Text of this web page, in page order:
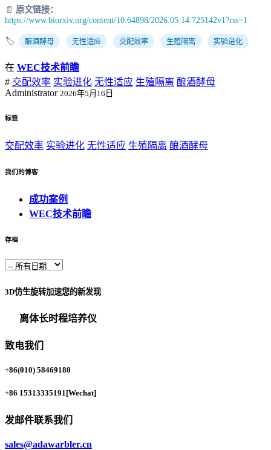
📄 原文链接：
https://www.biorxiv.org/content/10.64898/2026.05.14.725142v1?rss=1
🏷️ 酿酒酵母 无性适应 交配效率 生殖隔离 实验进化
在 WEC技术前瞻
# 交配效率 实验进化 无性适应 生殖隔离 酿酒酵母
Administrator 2026年5月16日
标签
交配效率 实验进化 无性适应 生殖隔离 酿酒酵母
我们的博客
成功案例
WEC技术前瞻
存档
3D仿生旋转加速您的新发现
离体长时程培养仪
致电我们
+86(010) 58469180
+86 15313335191[Wechat]
发邮件联系我们
sales@adawarbler.cn